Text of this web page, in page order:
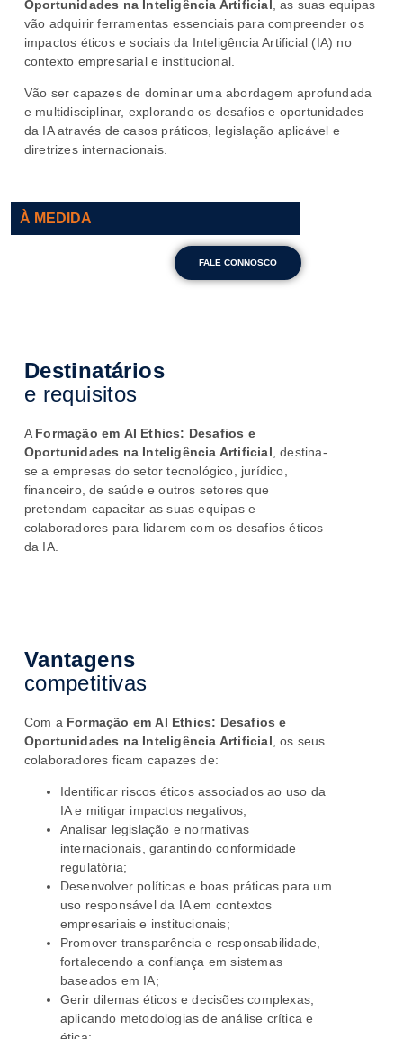
Oportunidades na Inteligência Artificial
, as suas equipas
vão adquirir ferramentas essenciais para compreender os
impactos éticos e sociais da Inteligência Artificial (IA) no
contexto empresarial e institucional.
Vão ser capazes de dominar uma abordagem aprofundada
e multidisciplinar, explorando os desafios e oportunidades
da IA através de casos práticos, legislação aplicável e
diretrizes internacionais.
À MEDIDA
FALE CONNOSCO
Destinatários
e requisitos
A Formação em AI Ethics: Desafios e
Oportunidades na Inteligência Artificial , destina-
se a empresas do setor tecnológico, jurídico,
financeiro, de saúde e outros setores que
pretendam capacitar as suas equipas e
colaboradores para lidarem com os desafios éticos
da IA.
Vantagens
competitivas
Com a Formação emAI Ethics: Desafios e
Oportunidades na Inteligência Artificial , os seus
colaboradores ficam capazes de:
Identificar riscos éticos associados ao uso da
IA e mitigar impactos negativos;
Analisar legislação e normativas
internacionais, garantindo conformidade
regulatória;
Desenvolver políticas e boas práticas para um
uso responsável da IA em contextos
empresariais e institucionais;
Promover transparência e responsabilidade,
fortalecendo a confiança em sistemas
baseados em IA;
Gerir dilemas éticos e decisões complexas,
aplicando metodologias de análise crítica e